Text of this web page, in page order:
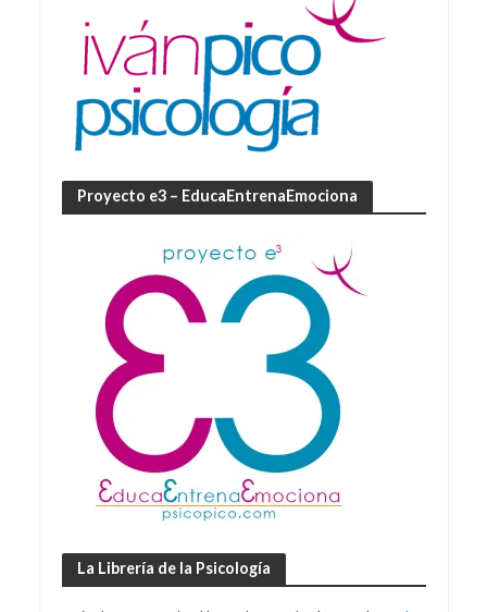
Proyecto e3 – EducaEntrenaEmociona
La Librería de la Psicología